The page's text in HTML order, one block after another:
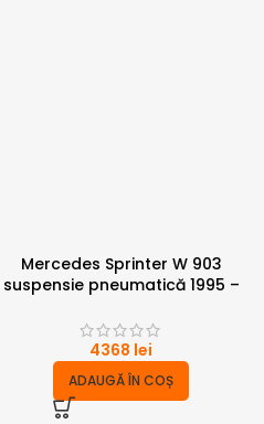
Mercedes Sprinter W 903
suspensie pneumatică 1995 –
compresor
4368 lei
ADAUGĂ ÎN COȘ